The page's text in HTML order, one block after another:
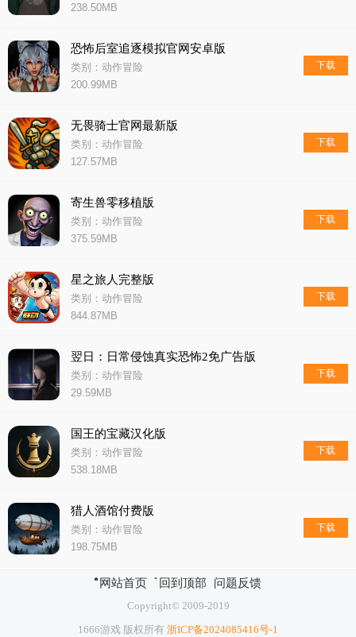
238.50MB
恐怖后室追逐模拟官网安卓版
类别：动作冒险
200.99MB
下载
无畏骑士官网最新版
类别：动作冒险
127.57MB
下载
寄生兽零移植版
类别：动作冒险
375.59MB
下载
星之旅人完整版
类别：动作冒险
844.87MB
下载
翌日：日常侵蚀真实恐怖2免广告版
类别：动作冒险
29.59MB
下载
国王的宝藏汉化版
类别：动作冒险
538.18MB
下载
猎人酒馆付费版
类别：动作冒险
198.75MB
下载
网站首页 回到顶部 问题反馈
Copyright© 2009-2019
1666游戏 版权所有 浙ICP备2024085416号-1